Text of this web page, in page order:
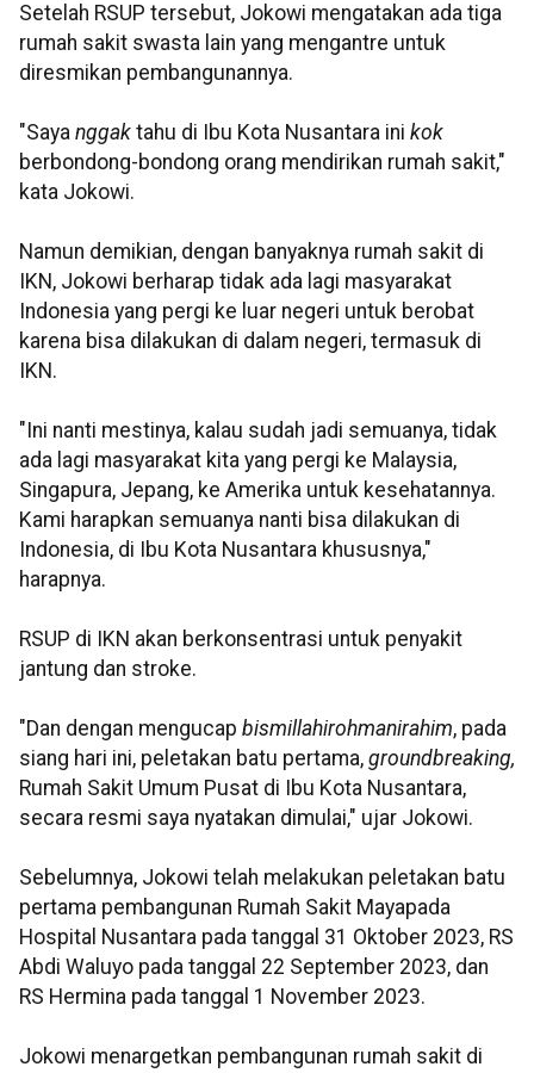
Setelah RSUP tersebut, Jokowi mengatakan ada tiga
rumah sakit swasta lain yang mengantre untuk
diresmikan pembangunannya.
"Saya nggak tahu di Ibu Kota Nusantara ini kok
berbondong-bondong orang mendirikan rumah sakit,"
kata Jokowi.
Namun demikian, dengan banyaknya rumah sakit di
IKN, Jokowi berharap tidak ada lagi masyarakat
Indonesia yang pergi ke luar negeri untuk berobat
karena bisa dilakukan di dalam negeri, termasuk di
IKN.
"Ini nanti mestinya, kalau sudah jadi semuanya, tidak
ada lagi masyarakat kita yang pergi ke Malaysia,
Singapura, Jepang, ke Amerika untuk kesehatannya.
Kami harapkan semuanya nanti bisa dilakukan di
Indonesia, di Ibu Kota Nusantara khususnya,"
harapnya.
RSUP di IKN akan berkonsentrasi untuk penyakit
jantung dan stroke.
"Dan dengan mengucap bismillahirohmanirahim, pada
siang hari ini, peletakan batu pertama, groundbreaking,
Rumah Sakit Umum Pusat di Ibu Kota Nusantara,
secara resmi saya nyatakan dimulai," ujar Jokowi.
Sebelumnya, Jokowi telah melakukan peletakan batu
pertama pembangunan Rumah Sakit Mayapada
Hospital Nusantara pada tanggal 31 Oktober 2023, RS
Abdi Waluyo pada tanggal 22 September 2023, dan
RS Hermina pada tanggal 1 November 2023.
Jokowi menargetkan pembangunan rumah sakit di